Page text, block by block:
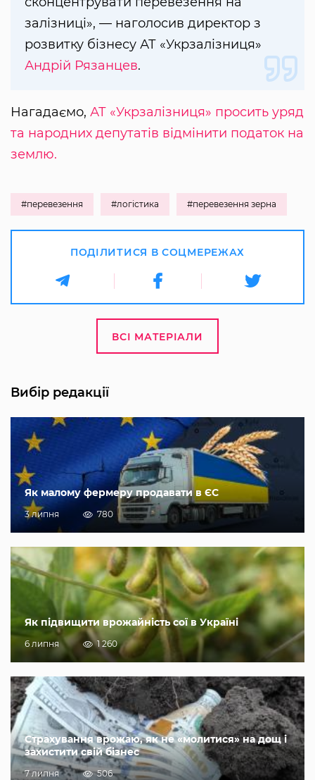
залізниці», — наголосив директор з
розвитку бізнесу АТ «Укрзалізниця»
Андрій Рязанцев.
Нагадаємо, АТ «Укрзалізниця» просить уряд
та народних депутатів відмінити податок на
землю.
#перевезення #логістика #перевезення зерна
ПОДІЛИТИСЯ В СОЦМЕРЕЖАХ
ВСІ МАТЕРІАЛИ
Вибір редакції
Як малому фермеру продавати в ЄС
3 липня 780
Як підвищити врожайність сої в Україні
6 липня 1 260
Страхування врожаю, як не «молитися» на дощ і
захистити свій бізнес
7 липня 506